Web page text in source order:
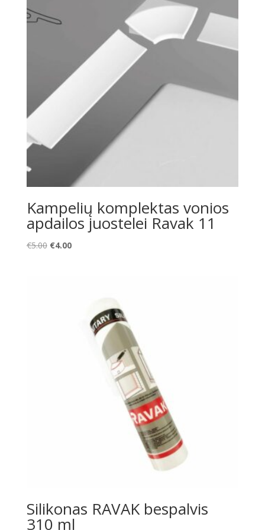
Kampelių komplektas vonios
apdailos juostelei Ravak 11
€5.00 Original
€4.00Current
Silikonas RAVAK bespalvis
310 ml